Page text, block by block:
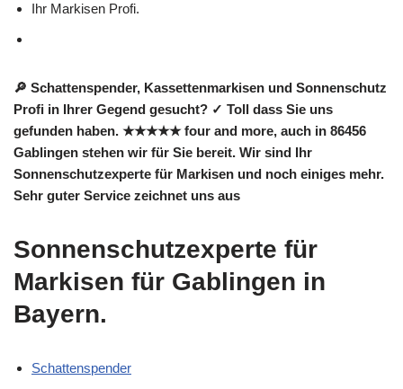
Ihr Markisen Profi.
🔎 Schattenspender, Kassettenmarkisen und Sonnenschutz
Profi in Ihrer Gegend gesucht? ✓ Toll dass Sie uns
gefunden haben. ★★★★★ four and more, auch in 86456
Gablingen stehen wir für Sie bereit. Wir sind Ihr
Sonnenschutzexperte für Markisen und noch einiges mehr.
Sehr guter Service zeichnet uns aus
Sonnenschutzexperte für
Markisen für Gablingen in
Bayern.
Schattenspender